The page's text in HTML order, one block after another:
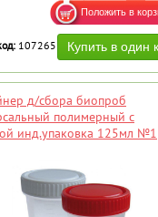
107265
д/сбора биопроб
полимерный с
инд.упаковка 125мл №1